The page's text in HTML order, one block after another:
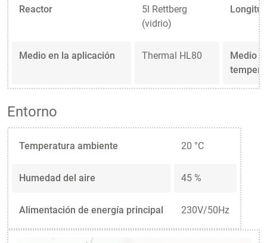
Reactor
5l Rettberg
(vidrio)
Medio en la aplicación Thermal HL80
Medio
Entorno
Temperatura ambiente 20 °C
Humedad del aire 45 %
Alimentación de energía principal 230V/50Hz